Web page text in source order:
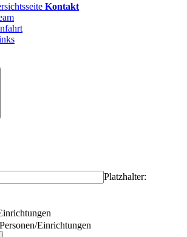
Kontakt
Platzhalter:
Einrichtungen